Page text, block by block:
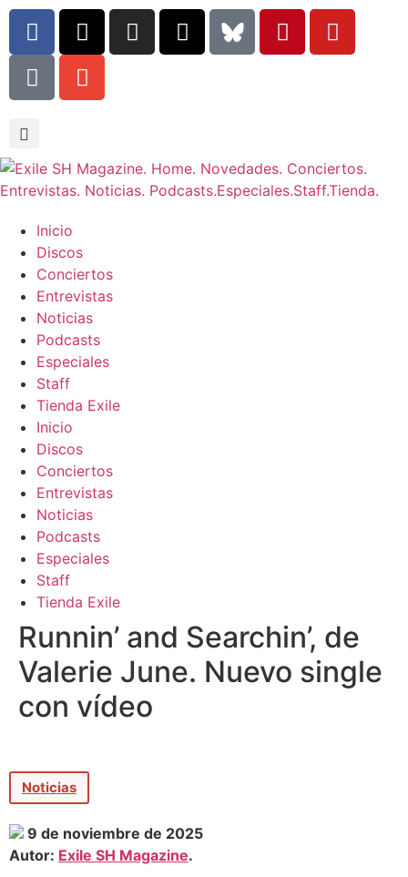
Inicio
Discos
Conciertos
Entrevistas
Noticias
Podcasts
Especiales
Staff
Tienda Exile
Inicio
Discos
Conciertos
Entrevistas
Noticias
Podcasts
Especiales
Staff
Tienda Exile
Runnin’ and Searchin’, de
Valerie June. Nuevo single
con vídeo
Noticias
9 de noviembre de 2025
Autor: Exile SH Magazine.